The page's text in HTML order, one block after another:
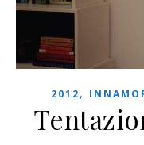
2012,